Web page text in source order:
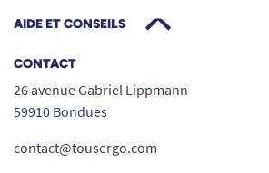
AIDE ET CONSEILS
CONTACT
26 avenue Gabriel Lippmann
59910 Bondues
contact@tousergo.com